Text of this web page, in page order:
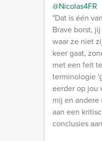
@Nicolas4FR
"Dat is één
Brave borst,
waar ze niet
keer gaat,
met een feit
terminologie
eerder op jou
mij en
aan een
conclusies